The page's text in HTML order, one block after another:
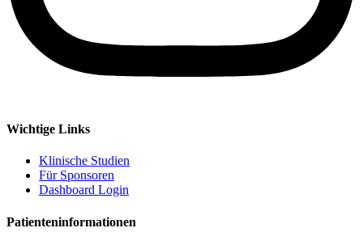
Wichtige Links
Klinische Studien
Für Sponsoren
Dashboard Login
Patienteninformationen